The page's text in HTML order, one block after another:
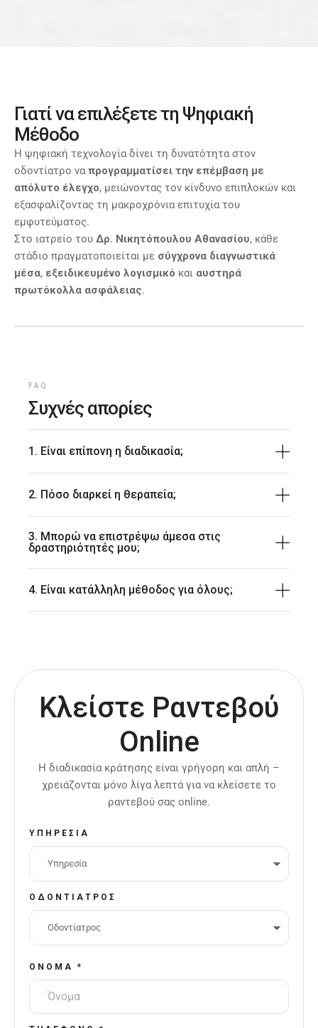
Γιατί να επιλέξετε τη Ψηφιακή
Μέθοδο
Η ψηφιακή τεχνολογία δίνει τη δυνατότητα στον
οδοντίατρο ναπρογραμματίσει την επέμβαση με
απόλυτο έλεγχο, μειώνοντας τον κίνδυνο επιπλοκών και
εξασφαλίζοντας τη μακροχρόνια επιτυχία του
εμφυτεύματος.
Στο ιατρείο του Δρ. Νικητόπουλου Αθανασίου, κάθε
στάδιο πραγματοποιείται με σύγχρονα διαγνωστικά
μέσα, εξειδικευμένο λογισμικό και αυστηρά
πρωτόκολλα ασφάλειας.
FAQ
Συχνές απορίες
1. Είναι επίπονη η διαδικασία;
2. Πόσο διαρκεί η θεραπεία;
3. Μπορώ να επιστρέψω άμεσα στις
δραστηριότητές μου;
4. Είναι κατάλληλη μέθοδος για όλους;
Κλείστε Ραντεβού
Online
Η διαδικασία κράτησης είναι γρήγορη και απλή –
χρειάζονται μόνο λίγα λεπτά για να κλείσετε το
ραντεβού σας online.
ΥΠΗΡΕΣΊΑ
ΟΔΟΝΤΊΑΤΡΟΣ
ΌΝΟΜΑ *